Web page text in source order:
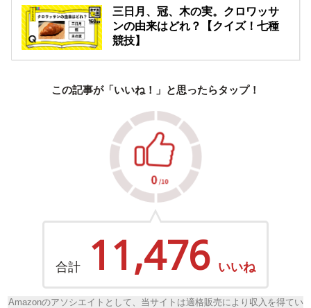
三日月、冠、木の実。クロワッサ
ンの由来はどれ？【クイズ！七種
競技】
この記事が「いいね！」と思ったらタップ！
合計 11,476 いいね
Amazonのアソシエイトとして、当サイトは適格販売により収入を得てい